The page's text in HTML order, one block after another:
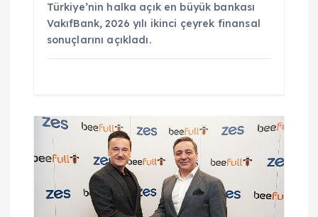
Türkiye’nin halka açık en büyük bankası
VakıfBank, 2026 yılı ikinci çeyrek finansal
sonuçlarını açıkladı.